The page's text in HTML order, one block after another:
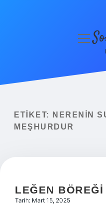
Yasal Uyarı
ETIKET:
NERENIN
MEŞHURDUR
LEĞEN
Tarih: Mart 15, 2025